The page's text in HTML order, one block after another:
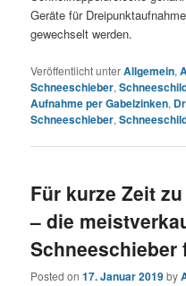
Geräte für
gewechselt werden.
Veröffentlicht unterAllgemein,
Schneeschieber,
Aufnahme per Gabelzinken,
Schneeschieber,
Für kurze Zeit
– die
Schneeschieber
Posted on17. Januar 2019by